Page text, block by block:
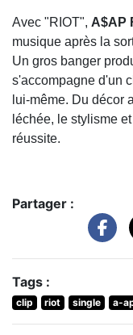
Avec "RIOT", A$AP
musique après la
Un gros banger
s'accompagne d'un
lui-même. Du décor
léchée, le stylisme
réussite.
Partager :
Tags :
clip riot single a-